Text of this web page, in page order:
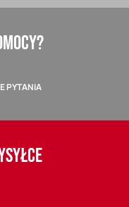
PYTANIA